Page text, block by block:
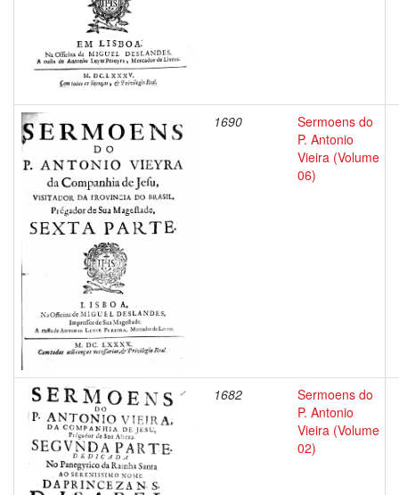
1690
Sermoens do
P. Antonio
Vieira (Volume
06)
1682
Sermoens do
P. Antonio
Vieira (Volume
02)